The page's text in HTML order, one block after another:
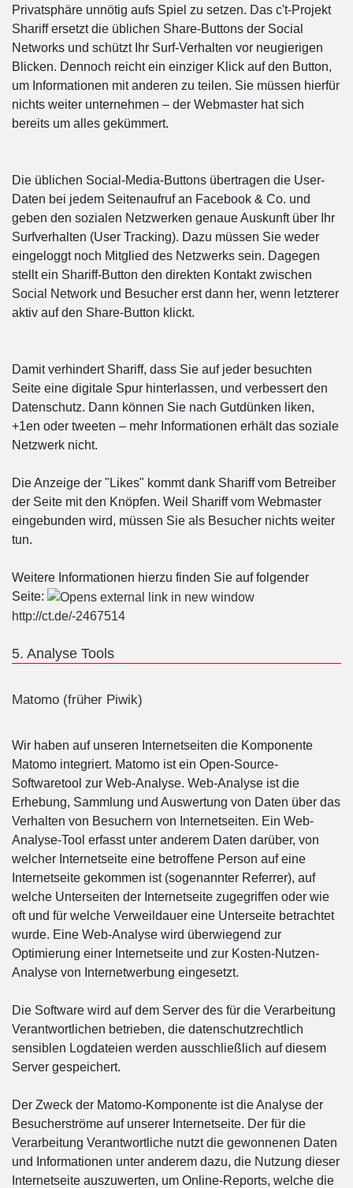
Privatsphäre unnötig aufs Spiel zu setzen. Das c't-Projekt
Shariff ersetzt die üblichen Share-Buttons der Social
Networks und schützt Ihr Surf-Verhalten vor neugierigen
Blicken. Dennoch reicht ein einziger Klick auf den Button,
um Informationen mit anderen zu teilen. Sie müssen hierfür
nichts weiter unternehmen – der Webmaster hat sich
bereits um alles gekümmert.
Die üblichen Social-Media-Buttons übertragen die User-
Daten bei jedem Seitenaufruf an Facebook & Co. und
geben den sozialen Netzwerken genaue Auskunft über Ihr
Surfverhalten (User Tracking). Dazu müssen Sie weder
eingeloggt noch Mitglied des Netzwerks sein. Dagegen
stellt ein Shariff-Button den direkten Kontakt zwischen
Social Network und Besucher erst dann her, wenn letzterer
aktiv auf den Share-Button klickt.
Damit verhindert Shariff, dass Sie auf jeder besuchten
Seite eine digitale Spur hinterlassen, und verbessert den
Datenschutz. Dann können Sie nach Gutdünken liken,
+1en oder tweeten – mehr Informationen erhält das soziale
Netzwerk nicht.
Die Anzeige der "Likes" kommt dank Shariff vom Betreiber
der Seite mit den Knöpfen. Weil Shariff vom Webmaster
eingebunden wird, müssen Sie als Besucher nichts weiter
tun.
Weitere Informationen hierzu finden Sie auf folgender
Seite:
http://ct.de/-2467514
5. Analyse Tools
Matomo (früher Piwik)
Wir haben auf unseren Internetseiten die Komponente
Matomo integriert. Matomo ist ein Open-Source-
Softwaretool zur Web-Analyse. Web-Analyse ist die
Erhebung, Sammlung und Auswertung von Daten über das
Verhalten von Besuchern von Internetseiten. Ein Web-
Analyse-Tool erfasst unter anderem Daten darüber, von
welcher Internetseite eine betroffene Person auf eine
Internetseite gekommen ist (sogenannter Referrer), auf
welche Unterseiten der Internetseite zugegriffen oder wie
oft und für welche Verweildauer eine Unterseite betrachtet
wurde. Eine Web-Analyse wird überwiegend zur
Optimierung einer Internetseite und zur Kosten-Nutzen-
Analyse von Internetwerbung eingesetzt.
Die Software wird auf dem Server des für die Verarbeitung
Verantwortlichen betrieben, die datenschutzrechtlich
sensiblen Logdateien werden ausschließlich auf diesem
Server gespeichert.
Der Zweck der Matomo-Komponente ist die Analyse der
Besucherströme auf unserer Internetseite. Der für die
Verarbeitung Verantwortliche nutzt die gewonnenen Daten
und Informationen unter anderem dazu, die Nutzung dieser
Internetseite auszuwerten, um Online-Reports, welche die